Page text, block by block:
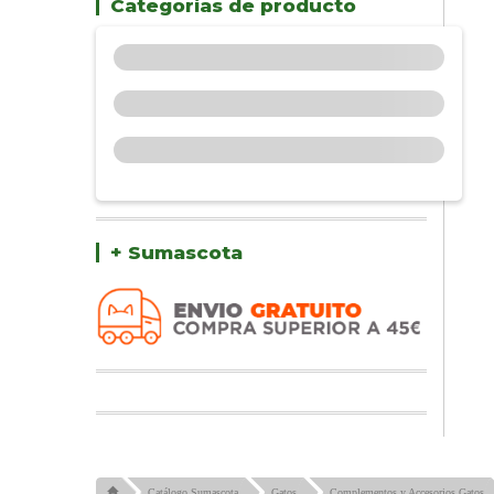
Categorías de producto
+ Sumascota